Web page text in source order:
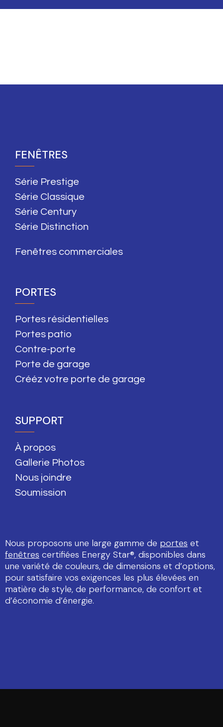
FENÊTRES
Série Prestige
Série Classique
Série Century
Série Distinction
Fenêtres commerciales
PORTES
Portes résidentielles
Portes patio
Contre-porte
Porte de garage
Crééz votre porte de garage
SUPPORT
À propos
Gallerie Photos
Nous joindre
Soumission
Nous proposons une large gamme de portes et
fenêtres certifiées Energy Star®, disponibles dans
une variété de couleurs, de dimensions et d’options,
pour satisfaire vos exigences les plus élevées en
matière de style, de performance, de confort et
d’économie d’énergie.